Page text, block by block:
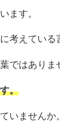
ます。
考えている
ではありま
。
いませんか。